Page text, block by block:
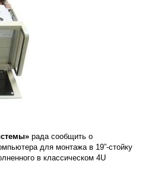
рада сообщить о
для монтажа в 19”-стойку
в классическом 4U